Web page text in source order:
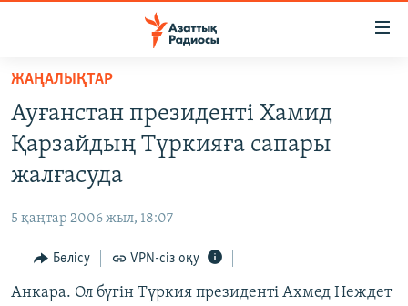
Skip
main
content
to
main
Navigation
Search
САЯСАТ
AZATTYQTV
АДАМ ҚҰҚЫҚТАРЫ
ӘЛЕУМЕТ
ӘЛЕМ
ЖАҢАЛЫҚТАР
Ауғанстан президенті Хамид
Қарзайдың Түркияға сапары
жалғасуда
5 қаңтар 2006 жыл, 18:07
Бөлісу VPN-сіз оқу
Анкара. Ол бүгін Түркия президенті Ахмед Неждет